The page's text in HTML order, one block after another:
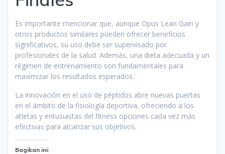
Es importante mencionar que, aunque Opus Lean Gain y
otros productos similares pueden ofrecer beneficios
significativos, su uso debe ser supervisado por
profesionales de la salud. Además, una dieta adecuada y un
régimen de entrenamiento son fundamentales para
maximizar los resultados esperados.
La innovación en el uso de péptidos abre nuevas puertas
en el ámbito de la fisiología deportiva, ofreciendo a los
atletas y entusiastas del fitness opciones cada vez más
efectivas para alcanzar sus objetivos.
Bagikan ini: